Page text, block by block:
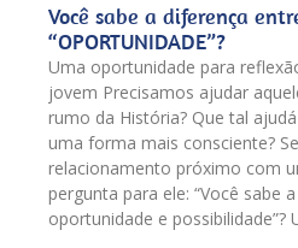
Você sabe a diferença
“OPORTUNIDADE”?
Uma oportunidade para
jovem Precisamos ajudar
rumo da História? Que tal
uma forma mais consciente?
relacionamento próximo com
pergunta para ele: “Você sabe
oportunidade e possibilidade”?